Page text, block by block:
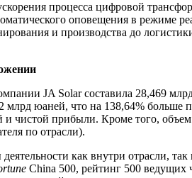
процесса цифровой
оповещения в режиме
и производства до
JA Solar составила 28,469
млрд юаней, что на 138,64%
чистой прибыли. Кроме того,
по отрасли).
как внутри отрасли,
China 500, рейтинг 500 ведущих